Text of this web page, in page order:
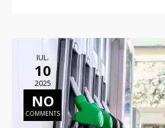
IUL.
10
2025
NO
COMMENTS